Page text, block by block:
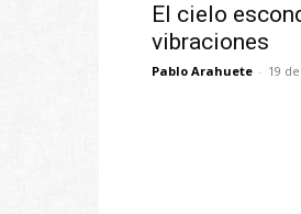
El cielo
vibraciones
Pablo Arahuete - 19